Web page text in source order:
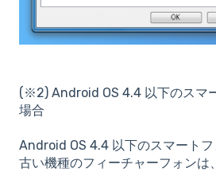
(※2) Android OS 4.4 以下のスマ
場合
Android OS 4.4 以下のスマート
古い機種のフィーチャーフォンは